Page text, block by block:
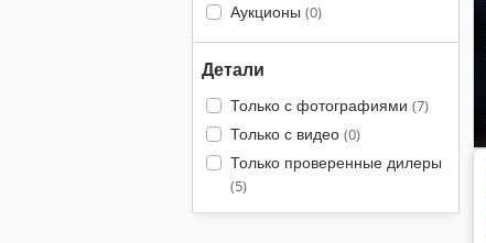
Аукционы (0)
Детали
Только с фотографиями (7)
Только с видео (0)
Только проверенные дилеры
(5)